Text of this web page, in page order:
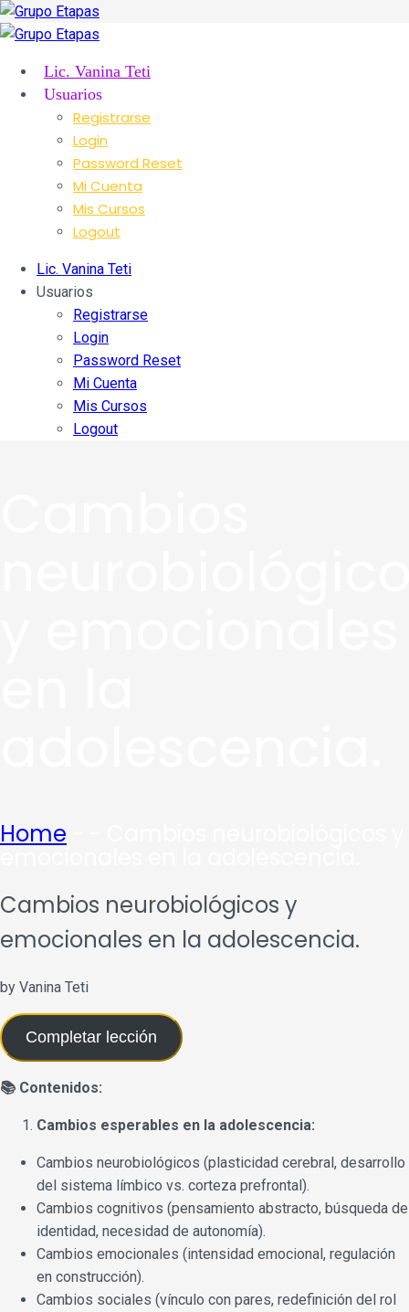
Lic. Vanina Teti
Usuarios
Registrarse
Login
Password Reset
Mi Cuenta
Mis Cursos
Logout
Lic. Vanina Teti
Usuarios
Registrarse
Login
Password Reset
Mi Cuenta
Mis Cursos
Logout
Home
Cambios neurobiológicos y
emocionales en la adolescencia.
by Vanina Teti
Completar lección
📚 Contenidos:
Cambios esperables en la adolescencia:
Cambios neurobiológicos (plasticidad cerebral, desarrollo
del sistema límbico vs. corteza prefrontal).
Cambios cognitivos (pensamiento abstracto, búsqueda de
identidad, necesidad de autonomía).
Cambios emocionales (intensidad emocional, regulación
en construcción).
Cambios sociales (vínculo con pares, redefinición del rol